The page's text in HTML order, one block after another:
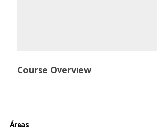
Course Overview
Áreas